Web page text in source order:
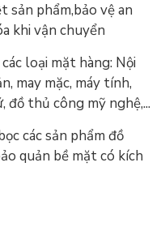
sản phẩm,bảo vệ an
khi vận chuyển
loại mặt hàng: Nội
may mặc, máy tính,
đồ thủ công mỹ nghệ,...
các sản phẩm đồ
quản bề mặt có kích